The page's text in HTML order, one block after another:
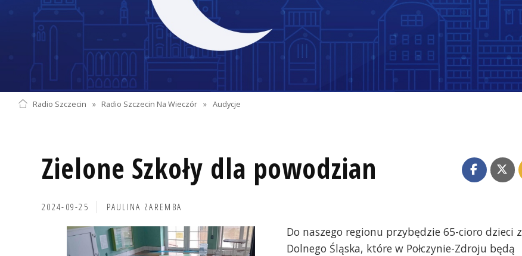
Radio Szczecin » Radio Szczecin Na Wieczór » Audycje
Zielone Szkoły dla powodzian
2024-09-25 PAULINA ZAREMBA
Do naszego regionu przybędzie 65-cioro dzieci z
Dolnego Śląska, które w Połczynie-Zdroju będą